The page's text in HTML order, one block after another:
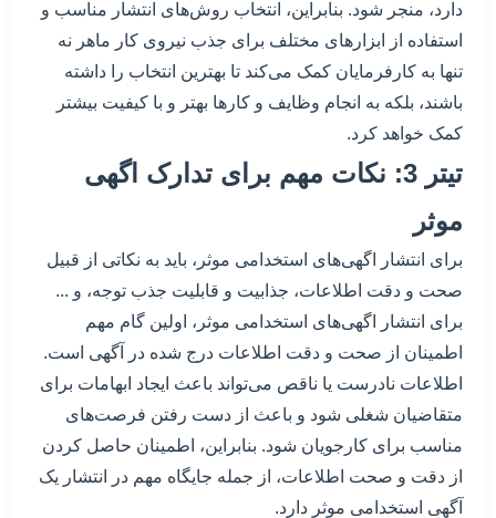
دارد، منجر شود. بنابراین، انتخاب روش‌های انتشار مناسب و
استفاده از ابزارهای مختلف برای جذب نیروی کار ماهر نه
تنها به کارفرمایان کمک می‌کند تا بهترین انتخاب را داشته
باشند، بلکه به انجام وظایف و کارها بهتر و با کیفیت بیشتر
کمک خواهد کرد.
تیتر 3: نکات مهم برای تدارک اگهی
موثر
برای انتشار اگهی‌های استخدامی موثر، باید به نکاتی از قبیل
صحت و دقت اطلاعات، جذابیت و قابلیت جذب توجه، و ...
برای انتشار اگهی‌های استخدامی موثر، اولین گام مهم
اطمینان از صحت و دقت اطلاعات درج شده در آگهی است.
اطلاعات نادرست یا ناقص می‌تواند باعث ایجاد ابهامات برای
متقاضیان شغلی شود و باعث از دست رفتن فرصت‌های
مناسب برای کارجویان شود. بنابراین، اطمینان حاصل کردن
از دقت و صحت اطلاعات، از جمله جایگاه مهم در انتشار یک
آگهی استخدامی موثر دارد.